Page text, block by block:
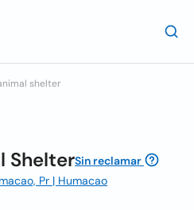
shelter
ShelterSin reclamar
Pr | Humacao